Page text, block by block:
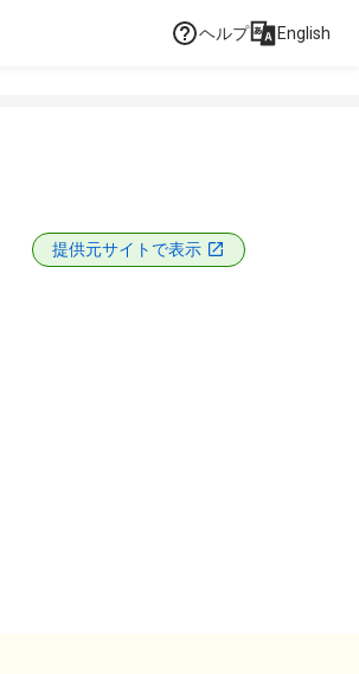
ヘルプ English
提供元サイトで表示